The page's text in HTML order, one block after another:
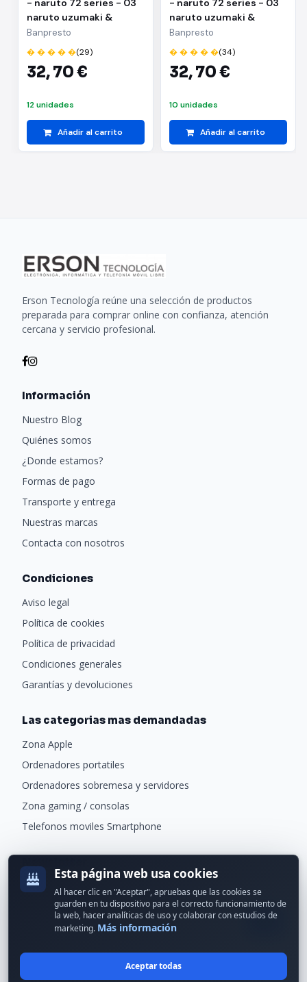
- naruto 72 series - 03
naruto uzumaki &
kakashi hatake(a:naruto
uzumaki)
Banpresto
� � � � �(29)
32,70 €
12 unidades
Añadir al carrito
- naruto 72 series - 03
naruto uzumaki &
kakashi
hatake(b:kakashi
hatake)
Banpresto
� � � � �(34)
32,70 €
10 unidades
Añadir al carrito
Erson Tecnología reúne una selección de productos
preparada para comprar online con confianza, atención
cercana y servicio profesional.
Información
Nuestro Blog
Quiénes somos
¿Donde estamos?
Formas de pago
Transporte y entrega
Nuestras marcas
Contacta con nosotros
Condiciones
Aviso legal
Política de cookies
Política de privacidad
Condiciones generales
Garantías y devoluciones
Las categorias mas demandadas
Zona Apple
Ordenadores portatiles
Ordenadores sobremesa y servidores
Zona gaming / consolas
Telefonos moviles Smartphone
Recibe ofertas exclusivas y novedades.
Esta página web usa cookies
Al hacer clic en "Aceptar", apruebas que las cookies se
guarden en tu dispositivo para el correcto funcionamiento de
la web, hacer analíticas de uso y colaborar con estudios de
marketing. Más información
Aceptar todas